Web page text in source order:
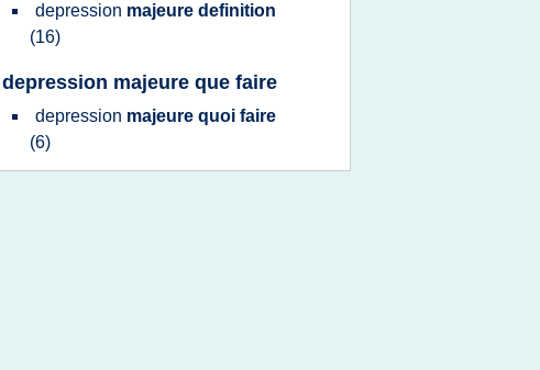
depression majeure definition
(16)
depression majeure que faire
depression majeure quoi faire
(6)